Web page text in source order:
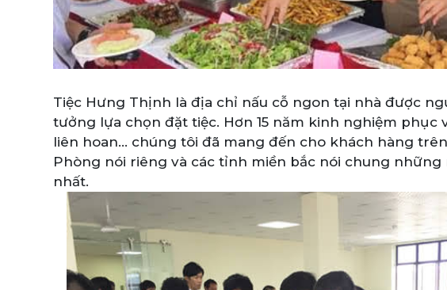
Tiệc Hưng Thịnh là địa chỉ nấu cỗ ngon tại nhà được
tưởng lựa chọn đặt tiệc. Hơn 15 năm kinh nghiệm phục
liên hoan... chúng tôi đã mang đến cho khách hàng
Phòng nói riêng và các tỉnh miền bắc nói chung
nhất.